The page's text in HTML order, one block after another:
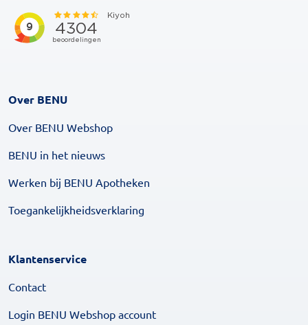
Over BENU
Over BENU Webshop
BENU in het nieuws
Werken bij BENU Apotheken
Toegankelijkheidsverklaring
Klantenservice
Contact
Login BENU Webshop account